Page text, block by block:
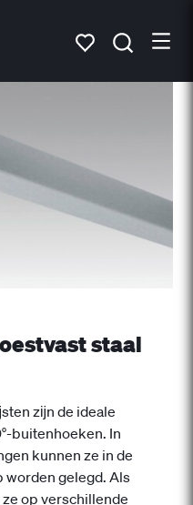
staal
zĳn de ideale
buitenhoeken. In
kunnen ze in de
worden gelegd. Als
op verschillende